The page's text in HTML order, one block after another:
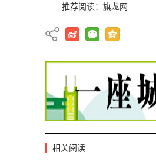
推荐阅读： 旗龙网
相关阅读